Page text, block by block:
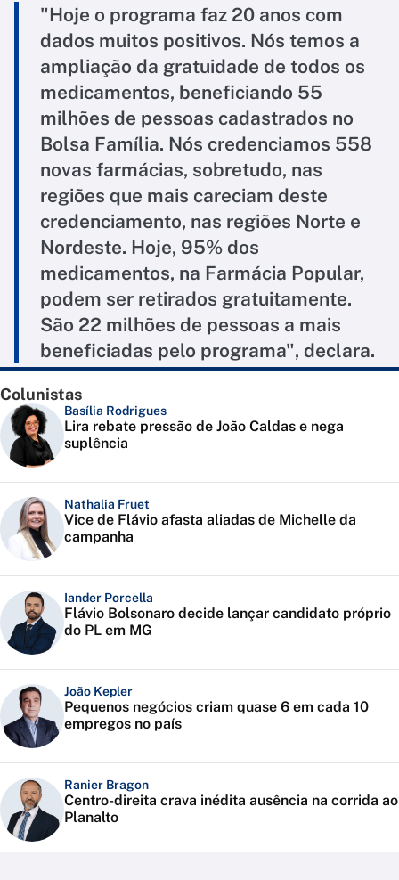
"Hoje o programa faz 20 anos com
dados muitos positivos. Nós temos a
ampliação da gratuidade de todos os
medicamentos, beneficiando 55
milhões de pessoas cadastrados no
Bolsa Família. Nós credenciamos 558
novas farmácias, sobretudo, nas
regiões que mais careciam deste
credenciamento, nas regiões Norte e
Nordeste. Hoje, 95% dos
medicamentos, na Farmácia Popular,
podem ser retirados gratuitamente.
São 22 milhões de pessoas a mais
beneficiadas pelo programa", declara.
Colunistas
Basília Rodrigues
Lira rebate pressão de João Caldas e nega
suplência
Nathalia Fruet
Vice de Flávio afasta aliadas de Michelle da
campanha
Iander Porcella
Flávio Bolsonaro decide lançar candidato próprio
do PL em MG
João Kepler
Pequenos negócios criam quase 6 em cada 10
empregos no país
Ranier Bragon
Centro-direita crava inédita ausência na corrida ao
Planalto